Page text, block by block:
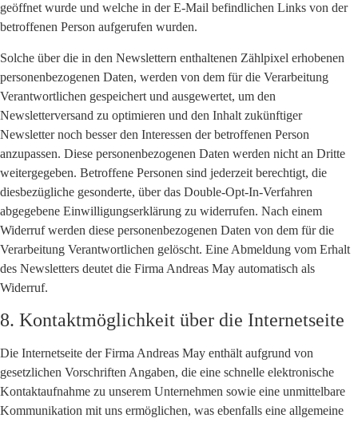
geöffnet wurde und welche in der E-Mail befindlichen Links von der
betroffenen Person aufgerufen wurden.
Solche über die in den Newslettern enthaltenen Zählpixel erhobenen
personenbezogenen Daten, werden von dem für die Verarbeitung
Verantwortlichen gespeichert und ausgewertet, um den
Newsletterversand zu optimieren und den Inhalt zukünftiger
Newsletter noch besser den Interessen der betroffenen Person
anzupassen. Diese personenbezogenen Daten werden nicht an Dritte
weitergegeben. Betroffene Personen sind jederzeit berechtigt, die
diesbezügliche gesonderte, über das Double-Opt-In-Verfahren
abgegebene Einwilligungserklärung zu widerrufen. Nach einem
Widerruf werden diese personenbezogenen Daten von dem für die
Verarbeitung Verantwortlichen gelöscht. Eine Abmeldung vom Erhalt
des Newsletters deutet die Firma Andreas May automatisch als
Widerruf.
8. Kontaktmöglichkeit über die Internetseite
Die Internetseite der Firma Andreas May enthält aufgrund von
gesetzlichen Vorschriften Angaben, die eine schnelle elektronische
Kontaktaufnahme zu unserem Unternehmen sowie eine unmittelbare
Kommunikation mit uns ermöglichen, was ebenfalls eine allgemeine